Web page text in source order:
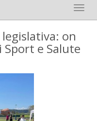
on
Sport e Salute